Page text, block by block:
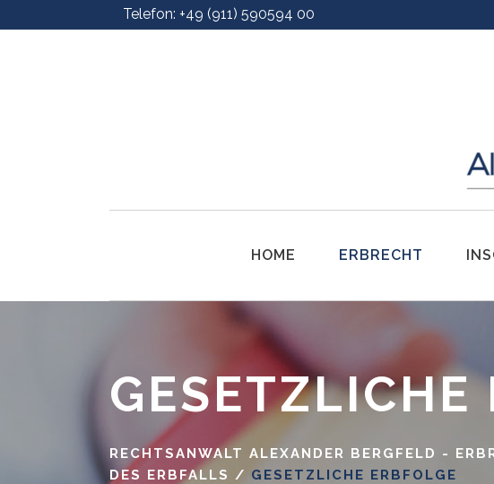
Telefon: +49 (911) 590594 00
HOME ERBRECHT
Testament
Erbvertrag
Patientenverfügung
GESETZLICHE
RECHTSANWALT ALEXANDER BERGFELD -
DES ERBFALLS / GESETZLICHE ERBFOLGE